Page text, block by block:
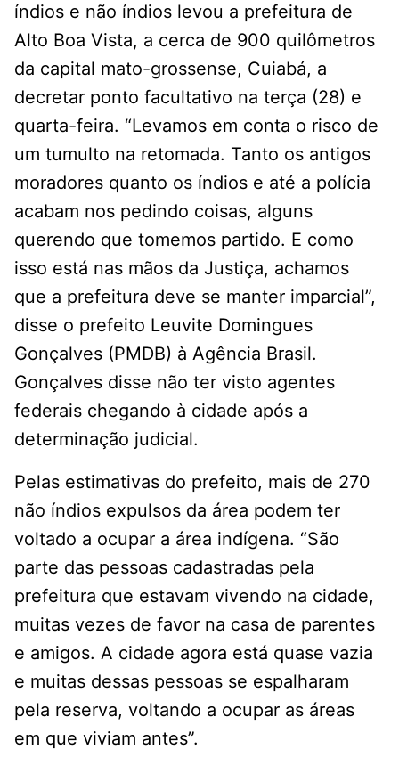
índios e não índios levou a prefeitura de
Alto Boa Vista, a cerca de 900 quilômetros
da capital mato-grossense, Cuiabá, a
decretar ponto facultativo na terça (28) e
quarta-feira. “Levamos em conta o risco de
um tumulto na retomada. Tanto os antigos
moradores quanto os índios e até a polícia
acabam nos pedindo coisas, alguns
querendo que tomemos partido. E como
isso está nas mãos da Justiça, achamos
que a prefeitura deve se manter imparcial”,
disse o prefeito Leuvite Domingues
Gonçalves (PMDB) à Agência Brasil.
Gonçalves disse não ter visto agentes
federais chegando à cidade após a
determinação judicial.
Pelas estimativas do prefeito, mais de 270
não índios expulsos da área podem ter
voltado a ocupar a área indígena. “São
parte das pessoas cadastradas pela
prefeitura que estavam vivendo na cidade,
muitas vezes de favor na casa de parentes
e amigos. A cidade agora está quase vazia
e muitas dessas pessoas se espalharam
pela reserva, voltando a ocupar as áreas
em que viviam antes”.